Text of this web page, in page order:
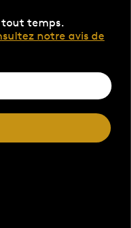
tout temps.
notre avis de